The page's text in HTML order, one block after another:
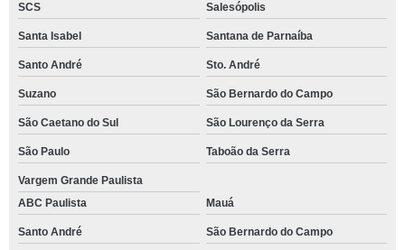
SCS Salesópolis
Santa Isabel Santana de Parnaíba
Santo André Sto. André
Suzano São Bernardo do Campo
São Caetano do Sul São Lourenço da Serra
São Paulo Taboão da Serra
Vargem Grande Paulista
ABC Paulista
Mauá
Santo André São Bernardo do Campo